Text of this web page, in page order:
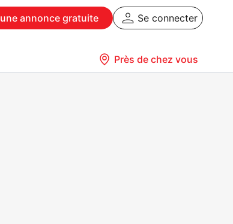
une annonce gratuite Se connecter
Près de chez vous